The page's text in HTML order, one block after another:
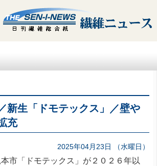
新生「ドモテックス」／壁や
充
2025年04月23日 （水曜日）
市「ドモテックス」が２０２６年以